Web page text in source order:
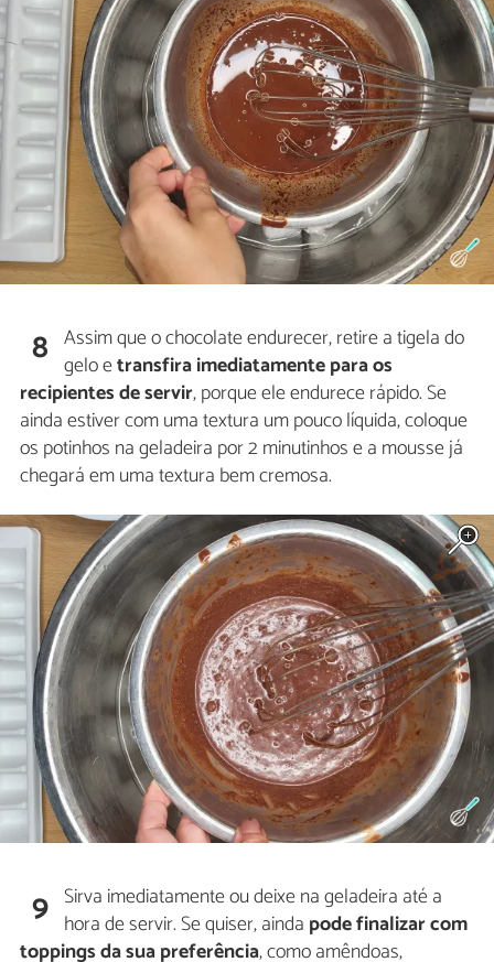
8 Assim que o chocolate endurecer, retire a tigela do
gelo etransfira imediatamente para os
recipientes de servir, porque ele endurece rápido. Se
ainda estiver com uma textura um pouco líquida, coloque
os potinhos na geladeira por 2 minutinhos e a mousse já
chegará em uma textura bem cremosa.
9 Sirva imediatamente ou deixe na geladeira até a
hora de servir. Se quiser, ainda pode finalizar com
toppings da sua preferência, como amêndoas,